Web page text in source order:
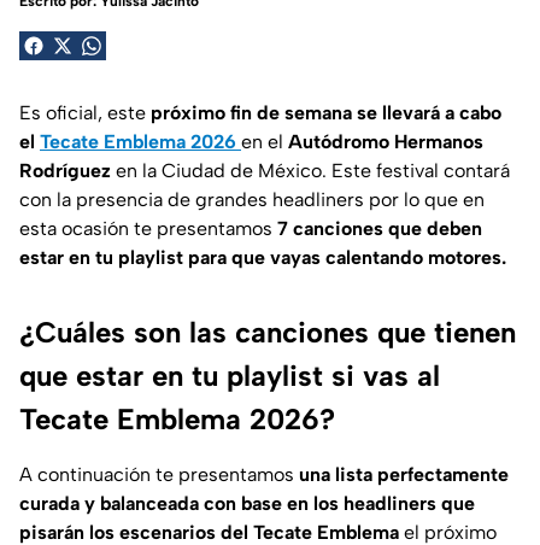
Es oficial, este próximo fin de semana se llevará a cabo
el Tecate Emblema 2026 en el Autódromo Hermanos
Rodríguez en la Ciudad de México. Este festival contará
con la presencia de grandes headliners por lo que en
esta ocasión te presentamos 7 canciones que deben
estar en tu playlist para que vayas calentando motores.
¿Cuáles son las canciones que tienen
que estar en tu playlist si vas al
Tecate Emblema 2026?
A continuación te presentamos una lista perfectamente
curada y balanceada con base en los headliners que
pisarán los escenarios del Tecate Emblema el próximo